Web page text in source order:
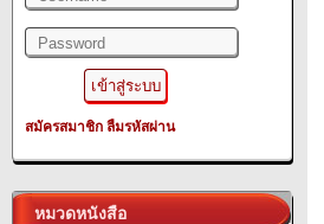
สมัครสมาชิก ลืมรหัสผ่าน
หมวดหนังสือ